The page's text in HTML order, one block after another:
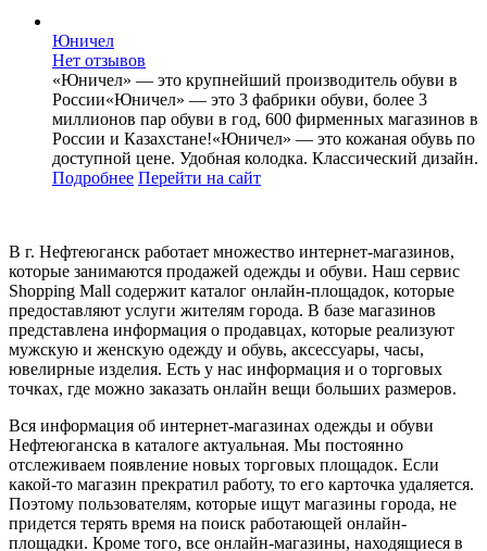
Юничел
Нет отзывов
«Юничел» — это крупнейший производитель обуви в
России«Юничел» — это 3 фабрики обуви, более 3
миллионов пар обуви в год, 600 фирменных магазинов в
России и Казахстане!«Юничел» — это кожаная обувь по
доступной цене. Удобная колодка. Классический дизайн.
Подробнее Перейти на сайт
В г. Нефтеюганск работает множество интернет-магазинов,
которые занимаются продажей одежды и обуви. Наш сервис
Shopping Mall содержит каталог онлайн-площадок, которые
предоставляют услуги жителям города. В базе магазинов
представлена информация о продавцах, которые реализуют
мужскую и женскую одежду и обувь, аксессуары, часы,
ювелирные изделия. Есть у нас информация и о торговых
точках, где можно заказать онлайн вещи больших размеров.
Вся информация об интернет-магазинах одежды и обуви
Нефтеюганска в каталоге актуальная. Мы постоянно
отслеживаем появление новых торговых площадок. Если
какой-то магазин прекратил работу, то его карточка удаляется.
Поэтому пользователям, которые ищут магазины города, не
придется терять время на поиск работающей онлайн-
площадки. Кроме того, все онлайн-магазины, находящиеся в